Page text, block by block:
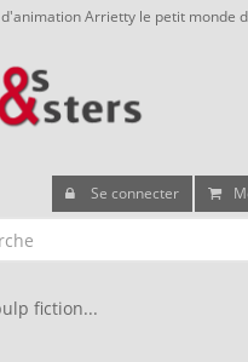
Arrietty le petit monde
Se connecter
fiction...